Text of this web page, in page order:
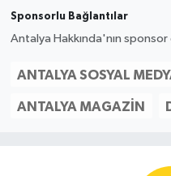
Sponsorlu Bağlantılar
Antalya Hakkında'nın sponsor
ANTALYA SOSYAL
ANTALYA MAGAZIN